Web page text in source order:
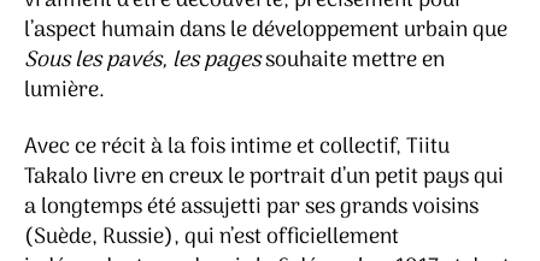
l’aspect humain dans le développement urbain que
Sous les pavés, les pagessouhaite mettre en
lumière.
Avec ce récit à la fois intime et collectif, Tiitu
Takalo livre en creux le portrait d’un petit pays qui
a longtemps été assujetti par ses grands voisins
(Suède, Russie), qui n’est officiellement